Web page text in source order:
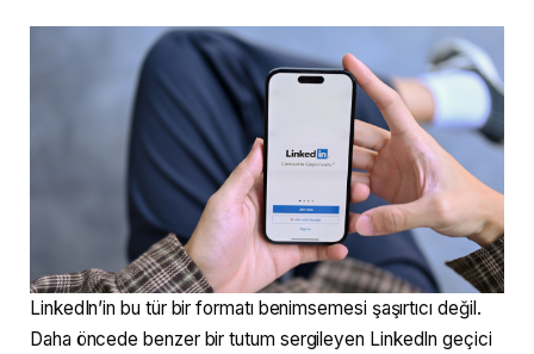
LinkedIn’in bu tür bir formatı benimsemesi şaşırtıcı değil.
Daha öncede benzer bir tutum sergileyen LinkedIn geçici